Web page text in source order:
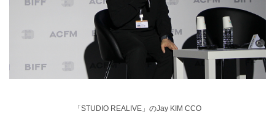
「STUDIO REALIVE」のJay KIM CCO